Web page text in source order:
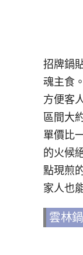
招牌鍋
魂主食
方便客
區間大
單價比
的火候
點現煎
家人也
雲林